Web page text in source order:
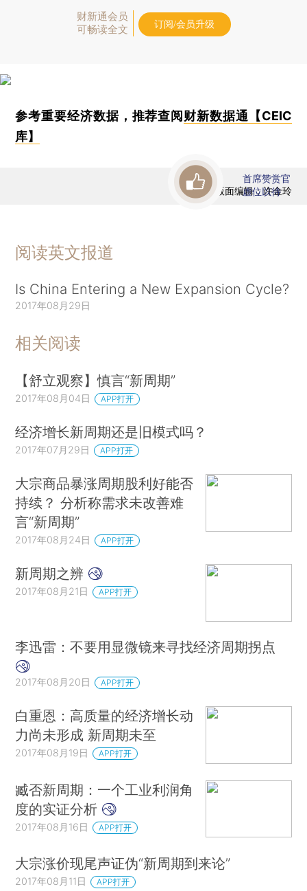
财新通会员
可畅读全文
订阅/会员升级
参考重要经济数据，推荐查阅 财新数据通【CEIC
库】
版面编辑：许金玲
首席赞赏官
虚位以待
阅读英文报道
Is China Entering a New Expansion Cycle?
2017年08月29日
相关阅读
【舒立观察】慎言“新周期”
2017年08月04日 APP打开
经济增长新周期还是旧模式吗？
2017年07月29日 APP打开
大宗商品暴涨周期股利好能否
持续？ 分析称需求未改善难
言“新周期”
2017年08月24日 APP打开
新周期之辨
2017年08月21日 APP打开
李迅雷：不要用显微镜来寻找经济周期拐点
2017年08月20日 APP打开
白重恩：高质量的经济增长动
力尚未形成 新周期未至
2017年08月19日 APP打开
臧否新周期：一个工业利润角
度的实证分析
2017年08月16日 APP打开
大宗涨价现尾声证伪“新周期到来论”
2017年08月11日 APP打开